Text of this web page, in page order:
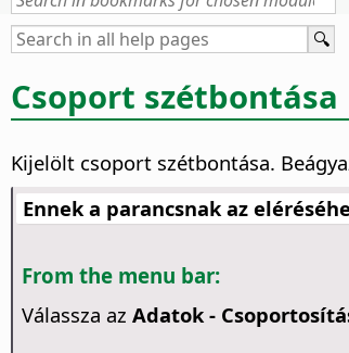
Csoport szétbontása
Kijelölt csoport szétbontása.
Ennek a parancsnak az
From the menu bar:
Válassza az Adatok -